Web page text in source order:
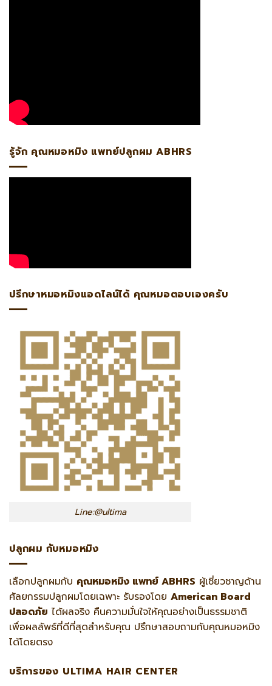
รู้จัก คุณหมอหมิง แพทย์ปลูกผม ABHRS
ปรึกษาหมอหมิงแอดไลน์ได้ คุณหมอตอบเองครับ
Line:@ultima
ปลูกผม กับหมอหมิง
เลือกปลูกผมกับ คุณหมอหมิง แพทย์ ABHRS ผู้เชี่ยวชาญด้าน
ศัลยกรรมปลูกผมโดยเฉพาะ รับรองโดย American Board
ปลอดภัย ได้ผลจริง คืนความมั่นใจให้คุณอย่างเป็นธรรมชาติ
เพื่อผลลัพธ์ที่ดีที่สุดสำหรับคุณ ปรึกษาสอบถามกับคุณหมอหมิง
ได้โดยตรง
บริการของ ULTIMA HAIR CENTER